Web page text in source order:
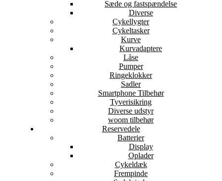
Sæde og fastspændelse
Diverse
Cykellygter
Cykeltasker
Kurve
Kurvadaptere
Låse
Pumper
Ringeklokker
Sadler
Smartphone Tilbehør
Tyverisikring
Diverse udstyr
woom tilbehør
Reservedele
Batterier
Display
Oplader
Cykeldæk
Frempinde